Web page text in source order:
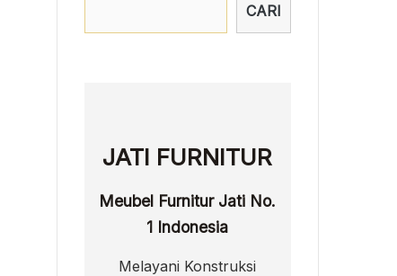
CARI
JATI FURNITUR
Meubel Furnitur Jati No.
1 Indonesia
Melayani Konstruksi